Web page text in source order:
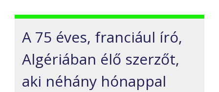
A 75 éves, franciául író,
Algériában élő szerzőt,
aki néhány hónappal